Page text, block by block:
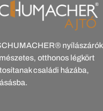
nyílászárók
otthonos légkört
családi házába,